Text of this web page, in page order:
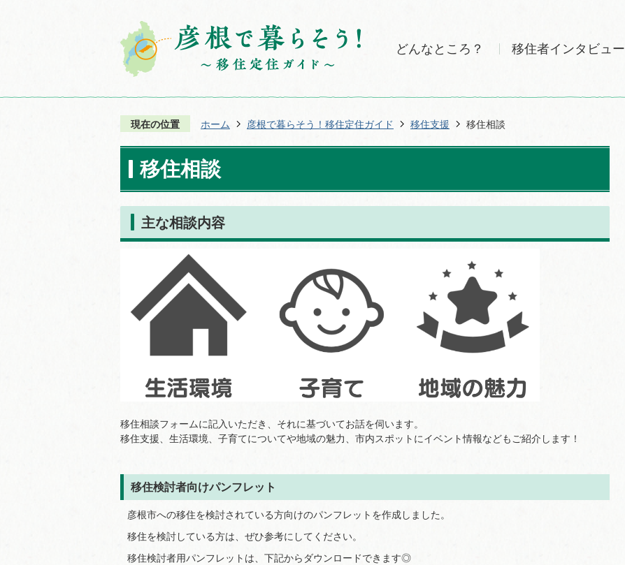
どんなところ？ 移住者インタビュー
現在の位置 ホーム 彦根で暮らそう！移住定住ガイド 移住支援 移住相談
移住相談
主な相談内容
移住相談フォームに記入いただき、それに基づいてお話を伺います。
移住支援、生活環境、子育てについてや地域の魅力、市内スポットにイベント情報などもご紹介します！
移住検討者向けパンフレット
彦根市への移住を検討されている方向けのパンフレットを作成しました。
移住を検討している方は、ぜひ参考にしてください。
移住検討者用パンフレットは、下記からダウンロードできます◎